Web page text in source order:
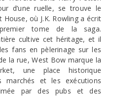
d’une ruelle, se trouve le
où J.K. Rowling a écrit
tome de la saga.
cultive cet héritage, et il
fans en pèlerinage sur les
la rue, West Bow marque la
une place historique
marchés et les exécutions
par des pubs et des